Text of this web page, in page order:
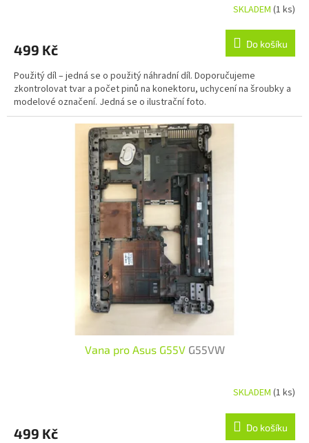
SKLADEM (1 ks)
499 Kč Do košíku
Použitý díl – jedná se o použitý náhradní díl. Doporučujeme
zkontrolovat tvar a počet pinů na konektoru, uchycení na šroubky a
modelové označení. Jedná se o ilustrační foto.
Vana pro Asus G55V G55VW
SKLADEM (1 ks)
499 Kč Do košíku